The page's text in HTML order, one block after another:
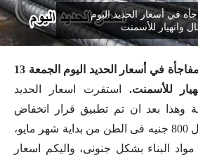
في أسعار الحديد اليوم
فرصة للى عايز يبني.. مفاجأة في أسعار الحديد اليوم الجمعة 13
للأسمنت.
استقرت اسعار الحديد
وهذا بعد ان تم تطبيق قرار انخفاض
اسعار طن الحديد بمعدل 800 جنيه فى الطن من بداية شهر مايو،
البناء بشكل جنونى، واليكم اسعار